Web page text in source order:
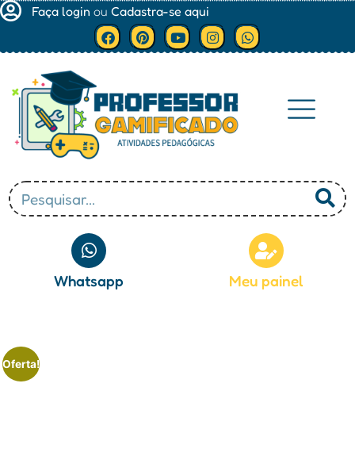
Faça login ou Cadastra-se aqui
Whatsapp Meu painel
Oferta!